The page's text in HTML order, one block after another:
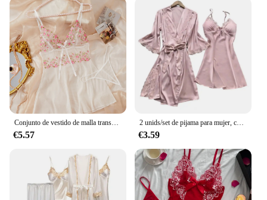
excellent option for vendors and suppliers looking
to offer high-quality, affordable footwear to their
customers. With their attractive design and
functionality, these sandals are sure to be a hit with
parents and children alike, making them a top
choice for sale in various retail settings.
Conjunto de vestido de malla transparente para mujer, ropa de dormir, camisón, lencería, Sexy, Floral
€5.57
2 unids/set de pijama para mujer, conjunto de encaje de retales con lazo, decoración de Color sólido, suelto, sedoso, con cordones, cintura ajustada, camisón suelto de manga larga
€3.59